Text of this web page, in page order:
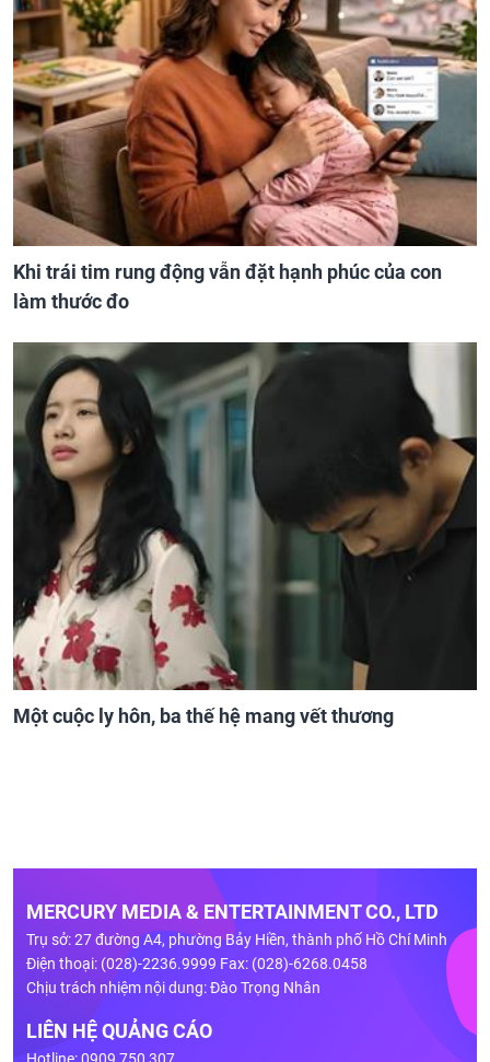
Khi trái tim rung động vẫn đặt hạnh phúc của con
làm thước đo
Một cuộc ly hôn, ba thế hệ mang vết thương
MERCURY MEDIA & ENTERTAINMENT CO., LTD
Trụ sở: 27 đường A4, phường Bảy Hiền, thành phố Hồ Chí Minh
Điện thoại: (028)-2236.9999 Fax: (028)-6268.0458
Chịu trách nhiệm nội dung: Đào Trọng Nhân
LIÊN HỆ QUẢNG CÁO